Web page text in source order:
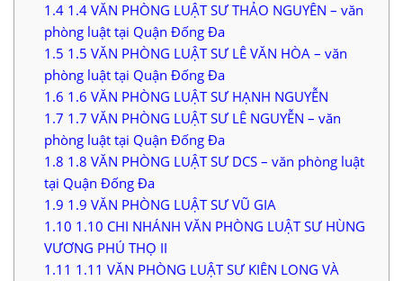
1.41.4 VĂN PHÒNG LUẬT SƯ THẢO NGUYÊN – văn
phòng luật tại Quận Đống Đa
1.5 1.5 VĂN PHÒNG LUẬT SƯ LÊ VĂN HÒA – văn
phòng luật tại Quận Đống Đa
1.6 1.6 VĂN PHÒNG LUẬT SƯ HẠNH NGUYỄN
1.7 1.7 VĂN PHÒNG LUẬT SƯ LÊ NGUYỄN – văn
phòng luật tại Quận Đống Đa
1.8 1.8 VĂN PHÒNG LUẬT SƯ DCS – văn phòng luật
tại Quận Đống Đa
1.9 1.9 VĂN PHÒNG LUẬT SƯ VŨ GIA
1.10 1.10 CHI NHÁNH VĂN PHÒNG LUẬT SƯ HÙNG
VƯƠNG PHÚ THỌ II
1.11 1.11 VĂN PHÒNG LUẬT SƯ KIÊN LONG VÀ